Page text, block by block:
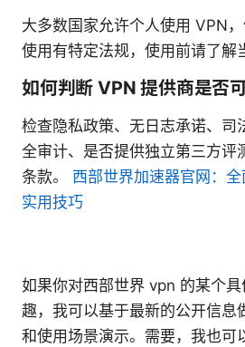
大多数国家允许个人使用 VPN
使用有特定法规，使用前请了解
如何判断 VPN 提供商是否可
检查隐私政策、无日志承诺、司
全审计、是否提供独立第三方评
条款。 西部世界加速器官网：
实用技巧
如果你对西部世界 vpn 的某个
趣，我可以基于最新的公开信息
和使用场景演示。需要，我也可